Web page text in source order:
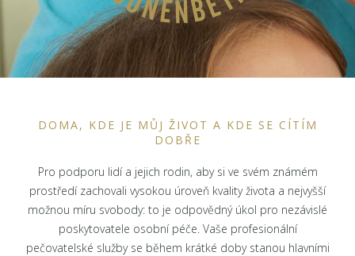
DOMA, KDE JE MŮJ ŽIVOT A KDE SE CÍTÍM
DOBŘE
Pro podporu lidí a jejich rodin, aby si ve svém známém
prostředí zachovali vysokou úroveň kvality života a nejvyšší
možnou míru svobody: to je odpovědný úkol pro nezávislé
poskytovatele osobní péče. Vaše profesionální
pečovatelské služby se během krátké doby stanou hlavními